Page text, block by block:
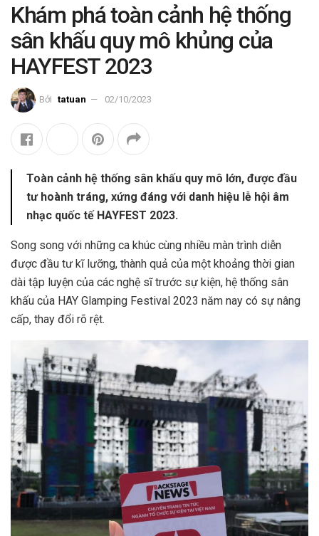
Khám phá toàn cảnh hệ thống
sân khấu quy mô khủng của
HAYFEST 2023
Bởi tatuan 02/10/2023
Toàn cảnh hệ thống sân khấu quy mô lớn, được đầu
tư hoành tráng, xứng đáng với danh hiệu lễ hội âm
nhạc quốc tế HAYFEST 2023.
Song song với những ca khúc cùng nhiều màn trình diễn
được đầu tư kĩ lưỡng, thành quả của một khoảng thời gian
dài tập luyện của các nghệ sĩ trước sự kiện, hệ thống sân
khấu của HAY Glamping Festival 2023 năm nay có sự nâng
cấp, thay đổi rõ rệt.